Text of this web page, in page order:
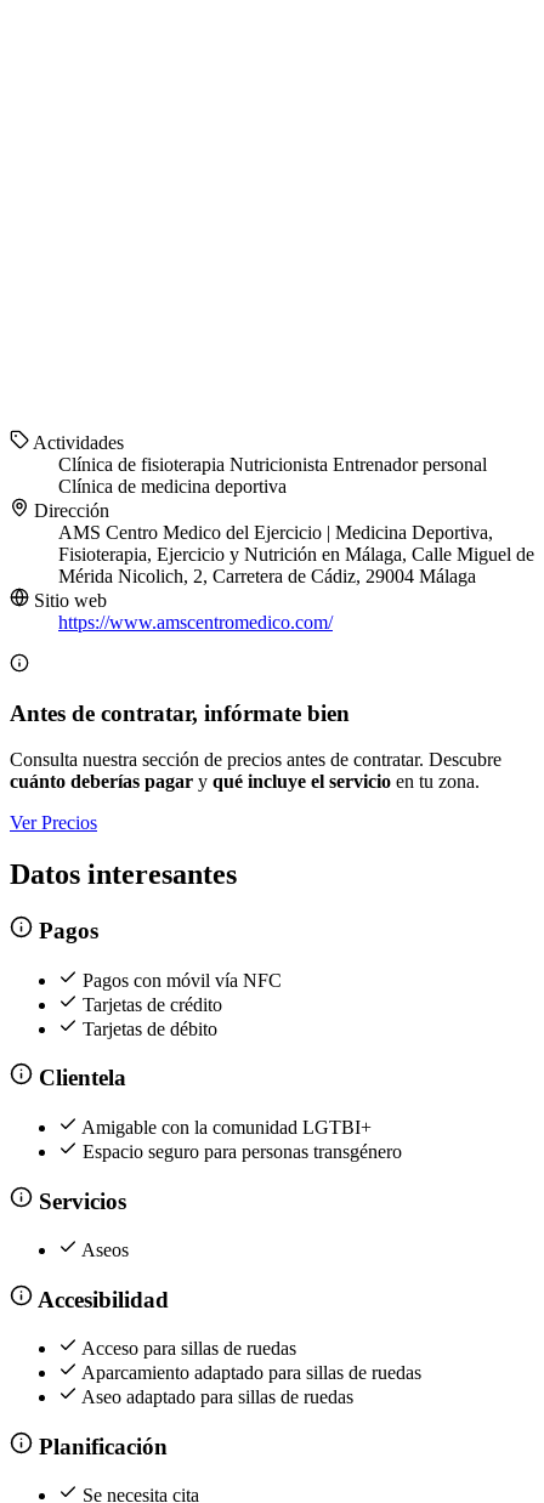
Actividades
Clínica de fisioterapia Nutricionista Entrenador personal
Clínica de medicina deportiva
Dirección
AMS Centro Medico del Ejercicio | Medicina Deportiva,
Fisioterapia, Ejercicio y Nutrición en Málaga, Calle Miguel de
Mérida Nicolich, 2, Carretera de Cádiz, 29004 Málaga
Sitio web
https://www.amscentromedico.com/
Antes de contratar, infórmate bien
Consulta nuestra sección de precios antes de contratar. Descubre
cuánto deberías pagar y qué incluye el servicio en tu zona.
Ver Precios
Datos interesantes
Pagos
Pagos con móvil vía NFC
Tarjetas de crédito
Tarjetas de débito
Clientela
Amigable con la comunidad LGTBI+
Espacio seguro para personas transgénero
Servicios
Aseos
Accesibilidad
Acceso para sillas de ruedas
Aparcamiento adaptado para sillas de ruedas
Aseo adaptado para sillas de ruedas
Planificación
Se necesita cita